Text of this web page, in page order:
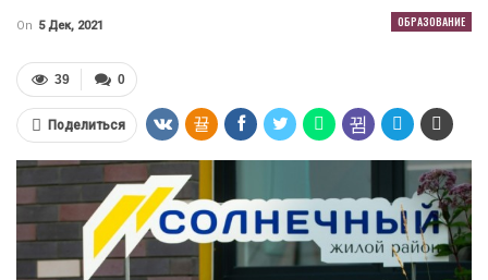
ОБРАЗОВАНИЕ
On 5 Дек, 2021
0
39
Поделиться